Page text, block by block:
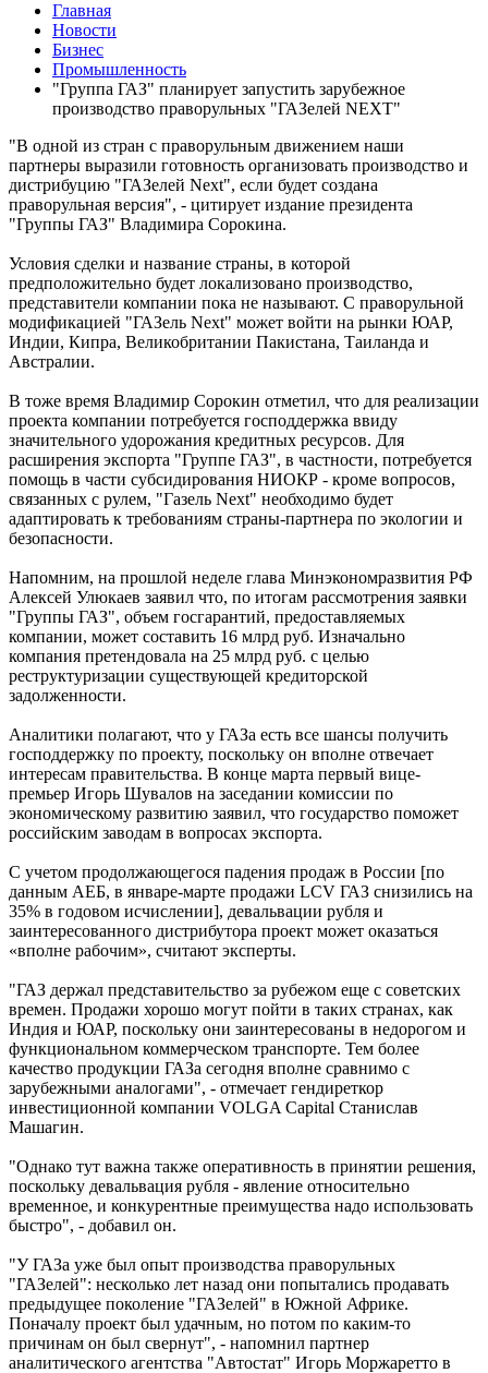
Главная
Новости
Бизнес
Промышленность
"Группа ГАЗ" планирует запустить зарубежное
производство праворульных "ГАЗелей NEXT"
"В одной из стран с праворульным движением наши
партнеры выразили готовность организовать производство и
дистрибуцию "ГАЗелей Next", если будет создана
праворульная версия", - цитирует издание президента
"Группы ГАЗ" Владимира Сорокина.
Условия сделки и название страны, в которой
предположительно будет локализовано производство,
представители компании пока не называют. С праворульной
модификацией "ГАЗель Next" может войти на рынки ЮАР,
Индии, Кипра, Великобритании Пакистана, Таиланда и
Австралии.
В тоже время Владимир Сорокин отметил, что для реализации
проекта компании потребуется господдержка ввиду
значительного удорожания кредитных ресурсов. Для
расширения экспорта "Группе ГАЗ", в частности, потребуется
помощь в части субсидирования НИОКР - кроме вопросов,
связанных с рулем, "Газель Next" необходимо будет
адаптировать к требованиям страны-партнера по экологии и
безопасности.
Напомним, на прошлой неделе глава Минэкономразвития РФ
Алексей Улюкаев заявил что, по итогам рассмотрения заявки
"Группы ГАЗ", объем госгарантий, предоставляемых
компании, может составить 16 млрд руб. Изначально
компания претендовала на 25 млрд руб. с целью
реструктуризации существующей кредиторской
задолженности.
Аналитики полагают, что у ГАЗа есть все шансы получить
господдержку по проекту, поскольку он вполне отвечает
интересам правительства. В конце марта первый вице-
премьер Игорь Шувалов на заседании комиссии по
экономическому развитию заявил, что государство поможет
российским заводам в вопросах экспорта.
С учетом продолжающегося падения продаж в России [по
данным АЕБ, в январе-марте продажи LCV ГАЗ снизились на
35% в годовом исчислении], девальвации рубля и
заинтересованного дистрибутора проект может оказаться
«вполне рабочим», считают эксперты.
"ГАЗ держал представительство за рубежом еще с советских
времен. Продажи хорошо могут пойти в таких странах, как
Индия и ЮАР, поскольку они заинтересованы в недорогом и
функциональном коммерческом транспорте. Тем более
качество продукции ГАЗа сегодня вполне сравнимо с
зарубежными аналогами", - отмечает гендиреткор
инвестиционной компании VOLGA Capital Станислав
Машагин.
"Однако тут важна также оперативность в принятии решения,
поскольку девальвация рубля - явление относительно
временное, и конкурентные преимущества надо использовать
быстро", - добавил он.
"У ГАЗа уже был опыт производства праворульных
"ГАЗелей": несколько лет назад они попытались продавать
предыдущее поколение "ГАЗелей" в Южной Африке.
Поначалу проект был удачным, но потом по каким-то
причинам он был свернут", - напомнил партнер
аналитического агентства "Автостат" Игорь Моржаретто в